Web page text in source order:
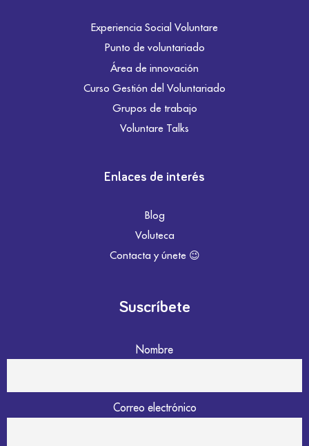
Experiencia Social Voluntare
Punto de voluntariado
Área de innovación
Curso Gestión del Voluntariado
Grupos de trabajo
Voluntare Talks
Enlaces de interés
Blog
Voluteca
Contacta y únete 😉
Suscríbete
Nombre
Correo electrónico